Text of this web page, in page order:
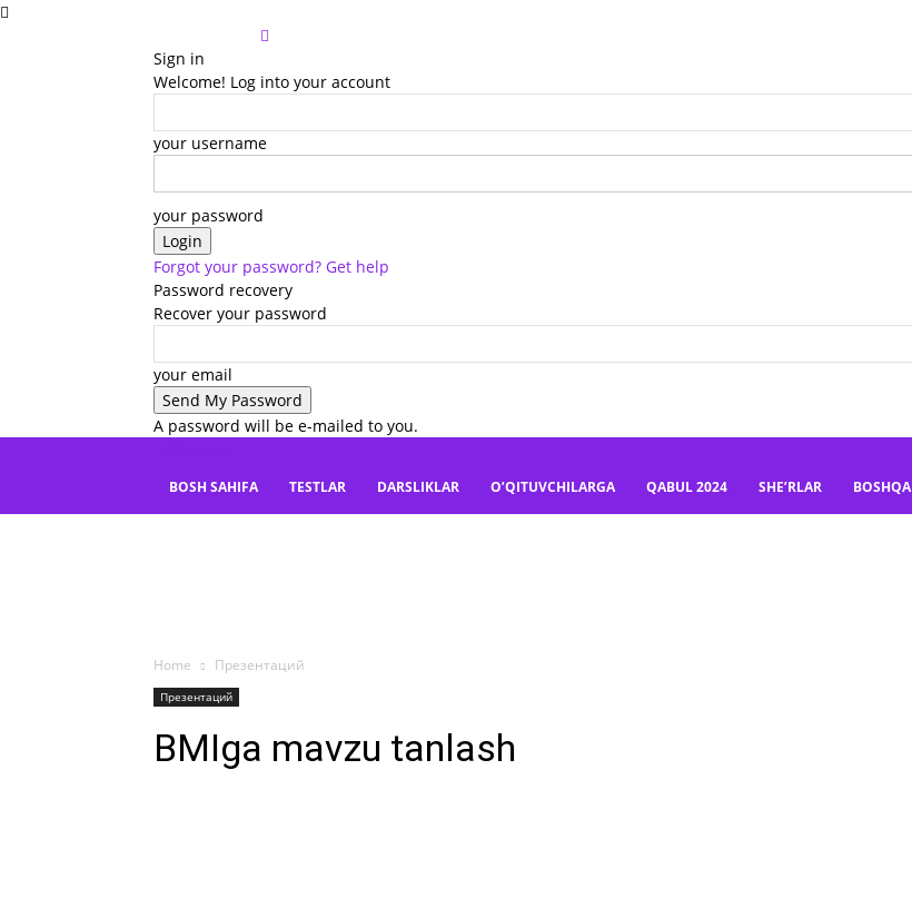
Sign in
Welcome! Log into your account
your username
your password
Forgot your password? Get help
Password recovery
Recover your password
your email
A password will be e-mailed to you.
BOSH SAHIFA TESTLAR DARSLIKLAR O’QITUVCHILARGA QABUL 2024 SHE’RLAR BOSHQA
Home Презентаций
Презентаций
BMIga mavzu tanlash